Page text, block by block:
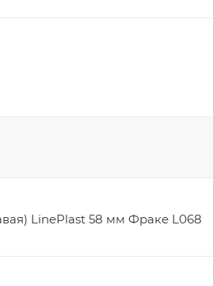
LinePlast 58 мм Фраке L068